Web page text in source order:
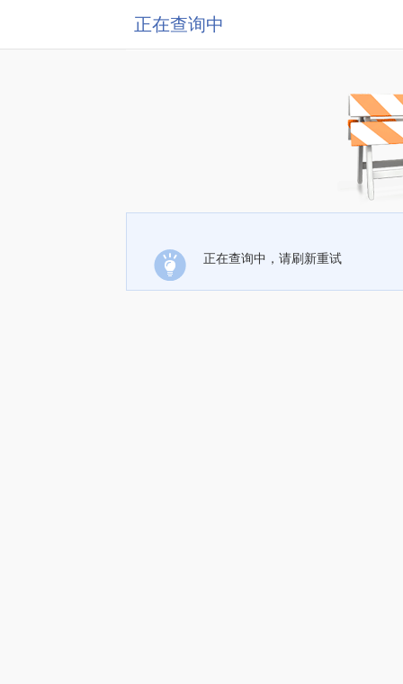
正在查询中
正在查询中，请刷新重试